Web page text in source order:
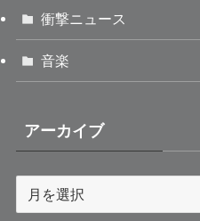
衝撃ニュース
音楽
アーカイブ